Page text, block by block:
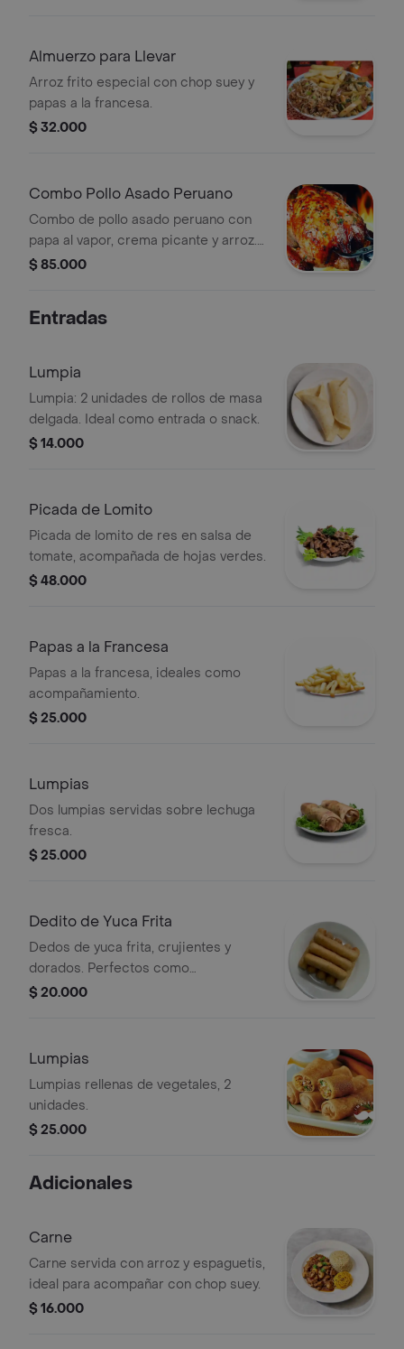
Almuerzo para Llevar
Arroz frito especial con chop suey y
papas a la francesa.
$ 32.000
Combo Pollo Asado Peruano
Combo de pollo asado peruano con
papa al vapor, crema picante y arroz.
Incluye pollo, jamón, lomito y raíz
$ 85.000
Entradas
Lumpia
Lumpia: 2 unidades de rollos de masa
delgada. Ideal como entrada o snack.
$ 14.000
Picada de Lomito
Picada de lomito de res en salsa de
tomate, acompañada de hojas verdes.
$ 48.000
Papas a la Francesa
Papas a la francesa, ideales como
acompañamiento.
$ 25.000
Lumpias
Dos lumpias servidas sobre lechuga
fresca.
$ 25.000
Dedito de Yuca Frita
Dedos de yuca frita, crujientes y
dorados. Perfectos como
acompañamiento.
$ 20.000
Lumpias
Lumpias rellenas de vegetales, 2
unidades.
$ 25.000
Adicionales
Carne
Carne servida con arroz y espaguetis,
ideal para acompañar con chop suey.
$ 16.000